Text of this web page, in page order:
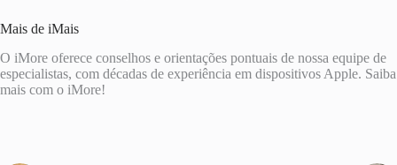
Mais de iMais
O iMore oferece conselhos e orientações pontuais de nossa equipe de
especialistas, com décadas de experiência em dispositivos Apple. Saiba
mais com o iMore!